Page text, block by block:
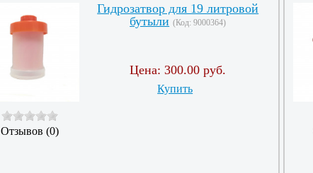
Отзывов (0)
Гидрозатвор для 19 литровой
бутыли (Код:9000364)
Цена:300.00 руб.
Купить